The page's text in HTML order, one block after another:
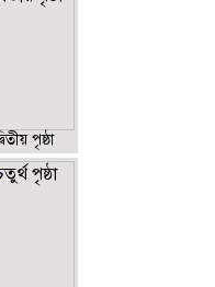
পৃষ্ঠা